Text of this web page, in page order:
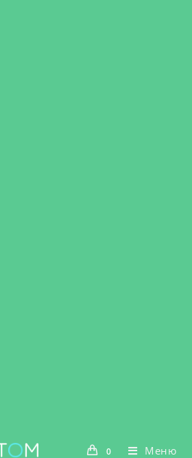
0 Меню